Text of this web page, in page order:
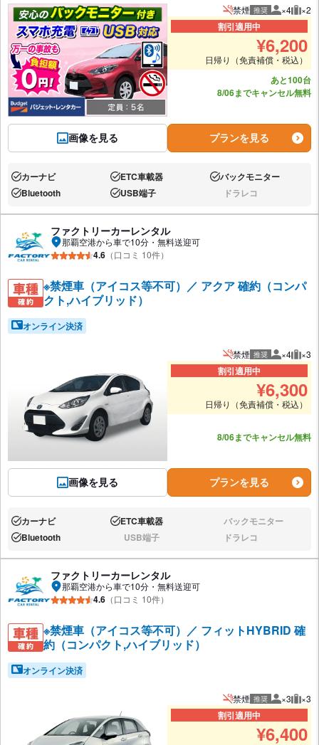
画像を見る
禁煙 推奨 推奨人数
×4 推
×2
割引適用中
¥6,200
日帰り（免責補償・税込）
あと100台
8/06までキャンセル無料
プランを見る
あり:カーナビ あり:ETC車載器 あり:バックモニター
あり:Bluetooth あり:USB端子 なし:ドラレコ
ファクトリーカーレンタル
那覇空港から車で10分・無料送迎可
4.6 （口コミ 10件）
※禁煙車（アイコス等不可）／ アクア 確約（コンパ
クト,ハイブリッド）
オンライン決済
画像を見る
禁煙 推奨 推奨人数
×4 推
×3
割引適用中
¥6,300
日帰り（免責補償・税込）
8/06までキャンセル無料
プランを見る
あり:カーナビ あり:ETC車載器 なし:バックモニター
あり:Bluetooth なし:USB端子 なし:ドラレコ
ファクトリーカーレンタル
那覇空港から車で10分・無料送迎可
4.6 （口コミ 10件）
※禁煙車（アイコス等不可）／ フィットHYBRID 確
約（コンパクト,ハイブリッド）
オンライン決済
禁煙 推奨 推奨人数
×3 推
×3
割引適用中
¥6,400